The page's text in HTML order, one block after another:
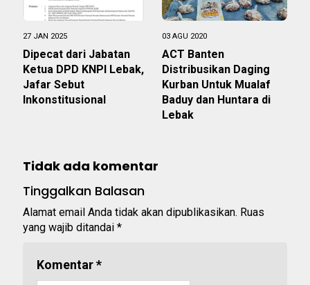
27 JAN 2025
Dipecat dari Jabatan
Ketua DPD KNPI Lebak,
Jafar Sebut
Inkonstitusional
03 AGU 2020
ACT Banten
Distribusikan Daging
Kurban Untuk Mualaf
Baduy dan Huntara di
Lebak
Tidak ada komentar
Tinggalkan Balasan
Alamat email Anda tidak akan dipublikasikan. Ruas
yang wajib ditandai *
Komentar*